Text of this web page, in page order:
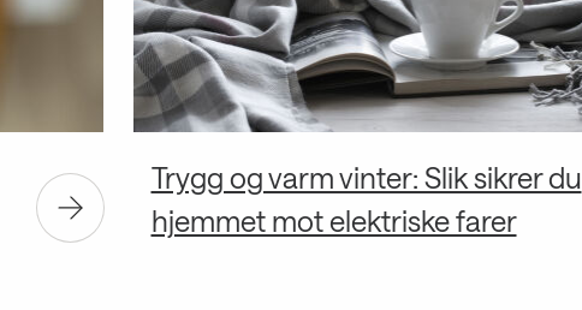
Trygg og varm vinter: Slik sikrer du
hjemmet mot elektriske farer